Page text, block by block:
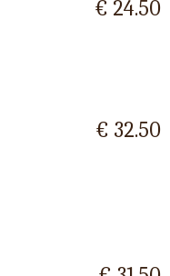
€ 24.50
€ 32.50